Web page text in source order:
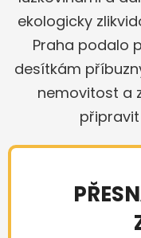
ekologicky
Praha podalo
desítkám
nemovitost a